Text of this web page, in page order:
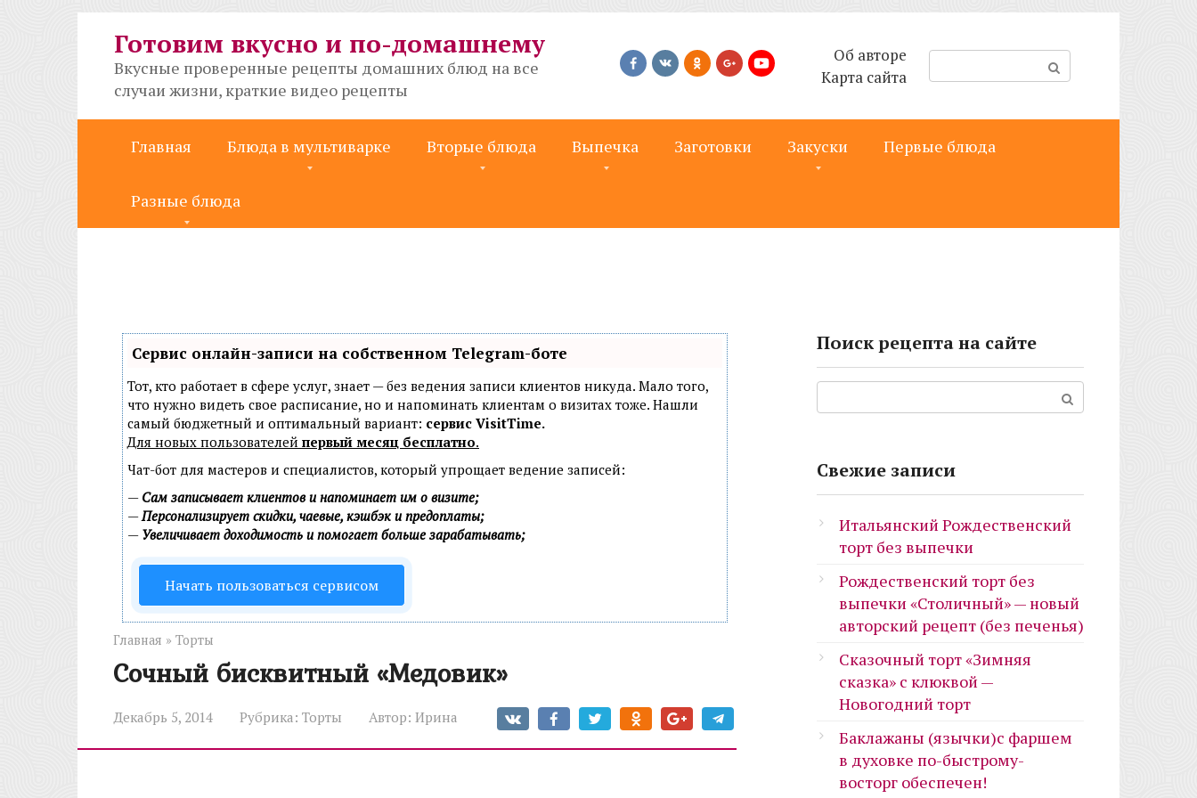
Готовим вкусно и по-домашнему
Вкусные проверенные рецепты домашних блюд на все
случаи жизни, краткие видео рецепты
Об авторе
Карта сайта
о
к
Главная Блюда в мультиварке Вторые блюда Выпечка Заготовки Закуски Первые блюда
Разные блюда
Сервис онлайн-записи на собственном Telegram-боте
Тот, кто работает в сфере услуг, знает — без ведения записи клиентов никуда. Мало того,
что нужно видеть свое расписание, но и напоминать клиентам о визитах тоже. Нашли
самый бюджетный и оптимальный вариант: сервис VisitTime.
Для новых пользователей первый месяц бесплатно.
Чат-бот для мастеров и специалистов, который упрощает ведение записей:
— Сам записывает клиентов и напоминает им о визите;
—Персонализирует скидки, чаевые, кэшбэк и предоплаты;
— Увеличивает доходимость и помогает больше зарабатывать;
Начать пользоваться сервисом
Главная » Торты
Сочный бисквитный «Медовик»
Декабрь 5, 2014 Рубрика: Торты Автор: Ирина
Поиск рецепта на сайте
Свежие записи
Итальянский Рождественский
торт без выпечки
Рождественский торт без
выпечки «Столичный» — новый
авторский рецепт (без печенья)
Сказочный торт «Зимняя
сказка» с клюквой —
Новогодний торт
Баклажаны (язычки)с фаршем
в духовке по-быстрому-
восторг обеспечен!